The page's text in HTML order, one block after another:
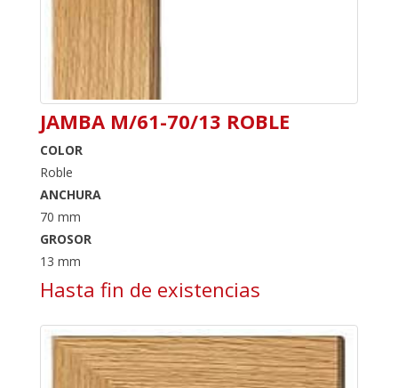
JAMBA M/61-70/13 ROBLE
COLOR
Roble
ANCHURA
70 mm
GROSOR
13 mm
Hasta fin de existencias